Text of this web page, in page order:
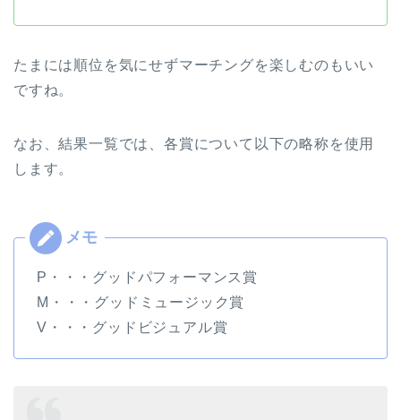
たまには順位を気にせずマーチングを楽しむのもいい
ですね。
なお、結果一覧では、各賞について以下の略称を使用
します。
P・・・グッドパフォーマンス賞
M・・・グッドミュージック賞
V・・・グッドビジュアル賞